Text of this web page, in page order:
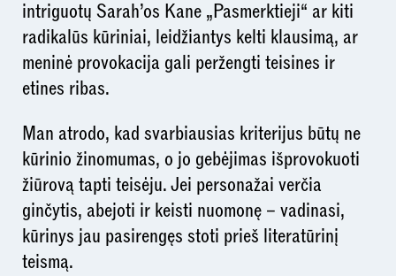
intriguotų Sarah’os Kane „Pasmerktieji“ ar kiti
radikalūs kūriniai, leidžiantys kelti klausimą, ar
meninė provokacija gali peržengti teisines ir
etines ribas.
Man atrodo, kad svarbiausias kriterijus būtų ne
kūrinio žinomumas, o jo gebėjimas išprovokuoti
žiūrovą tapti teisėju. Jei personažai verčia
ginčytis, abejoti ir keisti nuomonę – vadinasi,
kūrinys jau pasirengęs stoti prieš literatūrinį
teismą.